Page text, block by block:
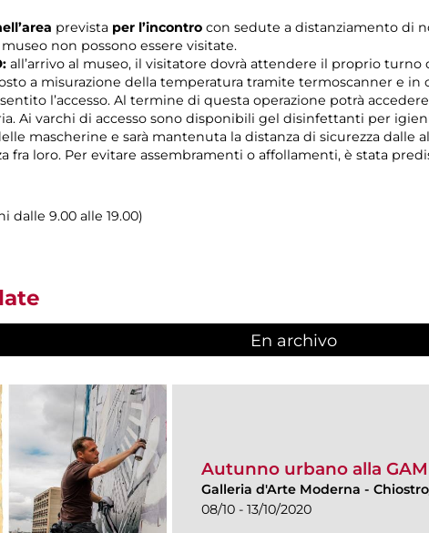
prevista per l’incontro con sedute a distanziamento di
non possono essere visitate.
all’arrivo al museo, il visitatore dovrà attendere il proprio
a misurazione della temperatura tramite termoscanner e in
l’accesso. Al termine di questa operazione potrà
Ai varchi di accesso sono disponibili gel disinfettanti per
mascherine e sarà mantenuta la distanza di sicurezza dalle
fra loro. Per evitare assembramenti o affollamenti, è stata
dalle 9.00 alle 19.00)
En archivo
Autunno urbano alla GAM
Galleria d'Arte Moderna -
08/10 - 13/10/2020